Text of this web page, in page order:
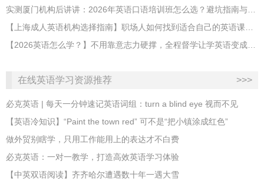
实测厦门机构后讲讲：2026年英语口语培训班怎么选？避坑指南与高效学习新范式
【上海成人英语机构选择指南】职场人如何找到适合自己的英语课程？
【2026英语怎么学？】不用靠意志力硬撑，全程督学让学英语变成日常习惯
在线英语学习资源推荐 >>>
必克英语 | 每天一分钟速记英语词组：turn a blind eye 视而不见
​【英语冷知识】“Paint the town red” 可不是“把小镇涂成红色”
做外贸别瞎学，只用工作能用上的表达才不白费
必克英语：一对一教学，打造高效英语学习体验
【中英双语阅读】齐齐哈尔遭遇数十年一遇大雪